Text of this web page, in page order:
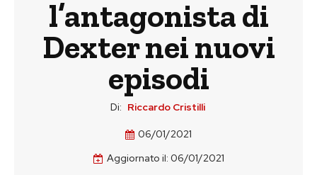
l’antagonista di
Dexter nei nuovi
episodi
Di: Riccardo Cristilli
06/01/2021
Aggiornato il: 06/01/2021